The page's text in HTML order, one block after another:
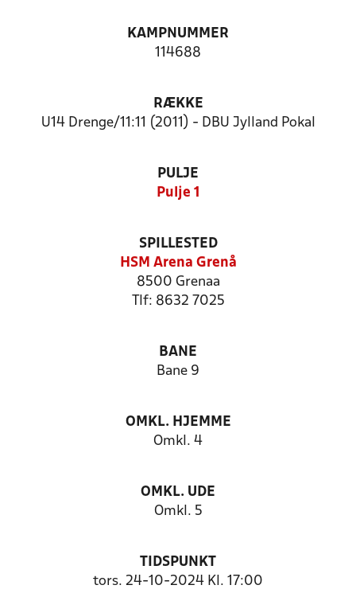
KAMPNUMMER
114688
RÆKKE
U14 Drenge/11:11 (2011) - DBU Jylland Pokal
PULJE
Pulje 1
SPILLESTED
HSM Arena Grenå
8500 Grenaa
Tlf: 8632 7025
BANE
Bane 9
OMKL. HJEMME
Omkl. 4
OMKL. UDE
Omkl. 5
TIDSPUNKT
tors. 24-10-2024 Kl. 17:00